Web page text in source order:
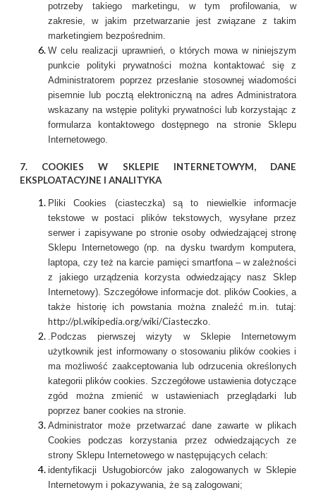
potrzeby takiego marketingu, w tym profilowania, w
zakresie, w jakim przetwarzanie jest związane z takim
marketingiem bezpośrednim.
W celu realizacji uprawnień, o których mowa w niniejszym
punkcie polityki prywatności można kontaktować się z
Administratorem poprzez przesłanie stosownej wiadomości
pisemnie lub pocztą elektroniczną na adres Administratora
wskazany na wstępie polityki prywatności lub korzystając z
formularza kontaktowego dostępnego na stronie Sklepu
Internetowego.
7. COOKIES W SKLEPIE INTERNETOWYM, DANE
EKSPLOATACYJNE I ANALITYKA
Pliki Cookies (ciasteczka) są to niewielkie informacje
tekstowe w postaci plików tekstowych, wysyłane przez
serwer i zapisywane po stronie osoby odwiedzającej stronę
Sklepu Internetowego (np. na dysku twardym komputera,
laptopa, czy też na karcie pamięci smartfona – w zależności
z jakiego urządzenia korzysta odwiedzający nasz Sklep
Internetowy). Szczegółowe informacje dot. plików Cookies, a
także historię ich powstania można znaleźć m.in. tutaj:
http://pl.wikipedia.org/wiki/Ciasteczko
.Podczas pierwszej wizyty w Sklepie Internetowym
użytkownik jest informowany o stosowaniu plików cookies i
ma możliwość zaakceptowania lub odrzucenia określonych
kategorii plików cookies. Szczegółowe ustawienia dotyczące
zgód można zmienić w ustawieniach przeglądarki lub
poprzez baner cookies na stronie.
Administrator może przetwarzać dane zawarte w plikach
Cookies podczas korzystania przez odwiedzających ze
strony Sklepu Internetowego w następujących celach:
identyfikacji Usługobiorców jako zalogowanych w Sklepie
Internetowym i pokazywania, że są zalogowani;